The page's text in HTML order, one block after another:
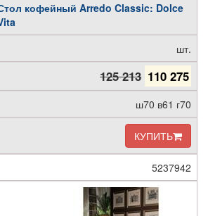
кофейный Arredo Classic: Dolce
шт.
125 213 110 275
ш70 в61 г70
КУПИТЬ
5237942